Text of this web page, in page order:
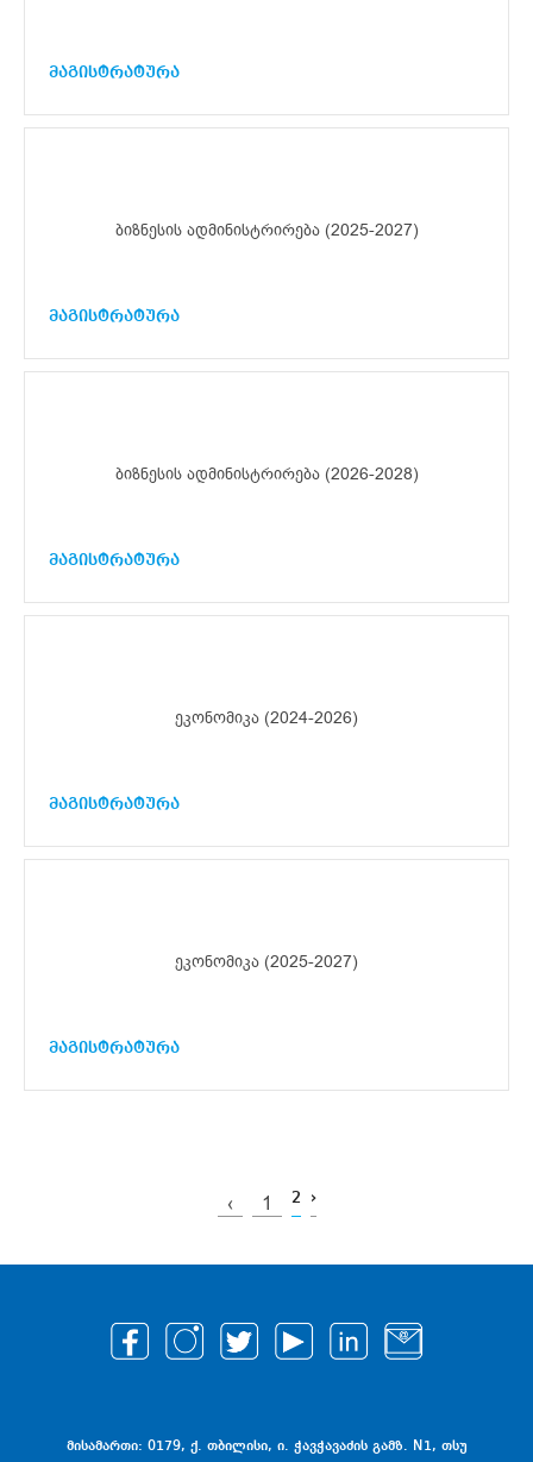
მაგისტრატურა
ბიზნესის ადმინისტრირება (2025-2027)
მაგისტრატურა
ბიზნესის ადმინისტრირება (2026-2028)
მაგისტრატურა
ეკონომიკა (2024-2026)
მაგისტრატურა
ეკონომიკა (2025-2027)
მაგისტრატურა
‹ 1 2 ›
მისამართი: 0179, ქ. თბილისი, ი. ჭავჭავაძის გამზ. N1, თსუ